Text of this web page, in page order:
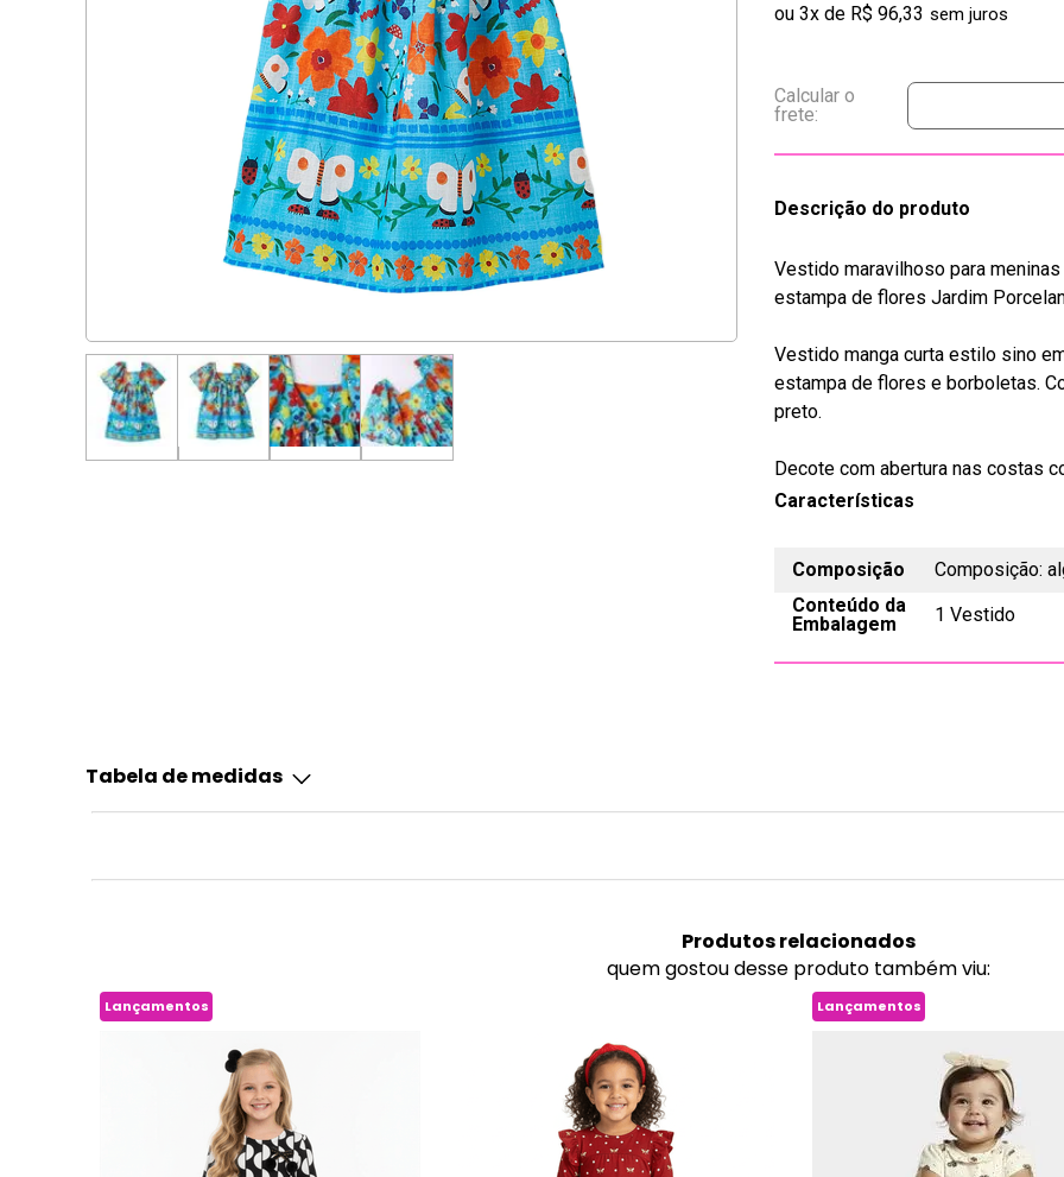
ou 3x de R$ 96,33
Descrição do produto
Vestido maravilhoso para
estampa de flores Jardim
Vestido manga curta estilo sino
estampa de flores e borboletas.
preto.
Decote com abertura nas costas
Características
Composição
Composição:
Conteúdo da
Embalagem
1 Vestido
Tabela de medidas
Produtosrelacionados
quem gostou desse produto também viu:
Lançamentos Lançamentos